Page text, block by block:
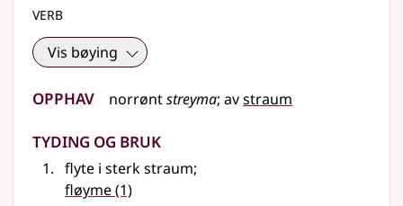
verb
Vis bøying
Opphav norrøntstreyma; avstraum
Tyding og bruk
flyte i sterk straum;
fløyme(1)